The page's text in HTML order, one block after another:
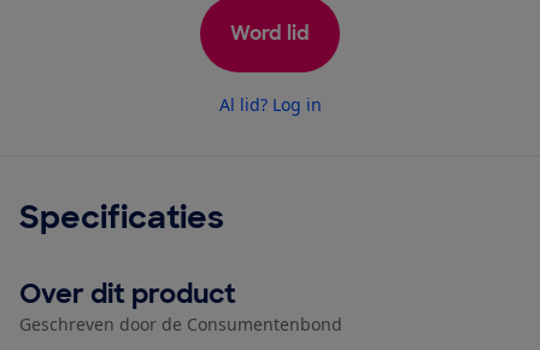
Word lid
Al lid? Log in
Specificaties
Over dit product
Geschreven door de Consumentenbond